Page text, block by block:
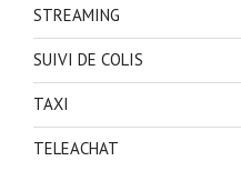
STREAMING
SUIVI DE COLIS
TAXI
TELEACHAT